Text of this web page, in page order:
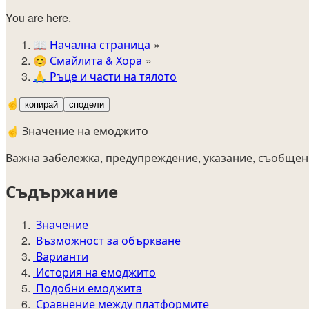
You are here.
📖 Начална страница
😊️ Смайлита & Хора
🙏 Ръце и части на тялото
☝️
копирай сподели
☝️ Значение на емоджито
Важна забележка, предупреждение, указание,
Съдържание
Значение
Възможност за объркване
Варианти
История на емоджито
Подобни емоджита
Сравнение между платформите